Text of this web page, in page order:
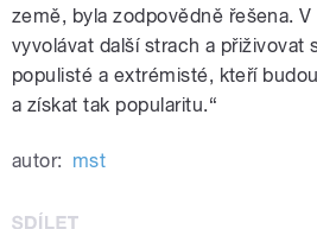
země, byla zodpovědně řešena.
vyvolávat další strach a přiživovat
populisté a extrémisté, kteří
a získat tak popularitu.“
autor: mst